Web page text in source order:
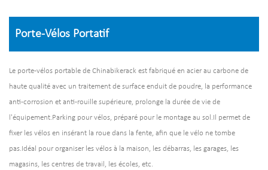
Porte-Vélos Portatif
Le porte-vélos portable de Chinabikerack est fabriqué en acier au carbone de
haute qualité avec un traitement de surface enduit de poudre, la performance
anti-corrosion et anti-rouille supérieure, prolonge la durée de vie de
l'équipement.Parking pour vélos, préparé pour le montage au sol.Il permet de
fixer les vélos en insérant la roue dans la fente, afin que le vélo ne tombe
pas.Idéal pour organiser les vélos à la maison, les débarras, les garages, les
magasins, les centres de travail, les écoles, etc.